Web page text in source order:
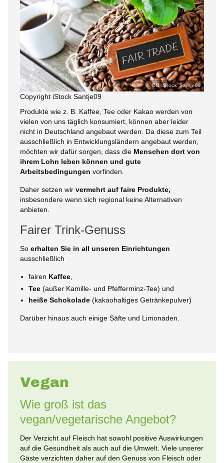
© CR iStock Santje09
Copyright iStock Santje09
Produkte wie z. B. Kaffee, Tee oder Kakao werden von
vielen von uns täglich konsumiert, können aber leider
nicht in Deutschland angebaut werden. Da diese zum Teil
ausschließlich in Entwicklungsländern angebaut werden,
möchten wir dafür sorgen, dass die Menschen dort von
ihrem Lohn leben können und gute
Arbeitsbedingungen vorfinden.
Daher setzen wir vermehrt auf faire Produkte,
insbesondere wenn sich regional keine Alternativen
anbieten.
Fairer Trink-Genuss
So erhalten Sie in all unseren Einrichtungen
ausschließlich
fairen Kaffee
Tee (außer Kamille- und Pfefferminz-Tee) und
heiße Schokolade(kakaohaltiges Getränkepulver)
Darüber hinaus auch einige Säfte und Limonaden.
Vegan
Wie groß ist das
vegan/vegetarische Angebot?
Der Verzicht auf Fleisch hat sowohl positive Auswirkungen
auf die Gesundheit als auch auf die Umwelt. Viele unserer
Gäste verzichten daher auf den Genuss von Fleisch oder